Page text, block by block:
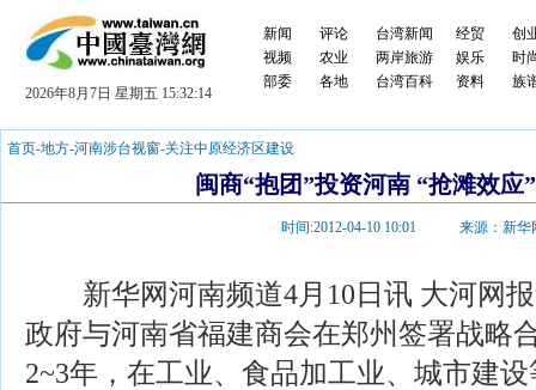
2026年8月7日 星期五 15:32:15
新闻
视频
部委
评论
农业
各地
台湾新闻
两岸旅游
台湾百科
经贸
娱乐
资料
创
时
族
首页-地方-河南涉台视窗-关注中原经济区建设
闽商“抱团”投资河南 “抢滩效应
时间:2012-04-10 10:01来源：新华
新华网河南频道4月10日讯 大河网报
政府与河南省福建商会在郑州签署战略
2~3年，在工业、食品加工业、城市建